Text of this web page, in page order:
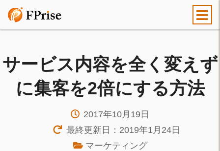
サービス内容を全く変えず
に集客を2倍にする方法
2017年10月19日
最終更新日：2019年1月24日
マーケティング